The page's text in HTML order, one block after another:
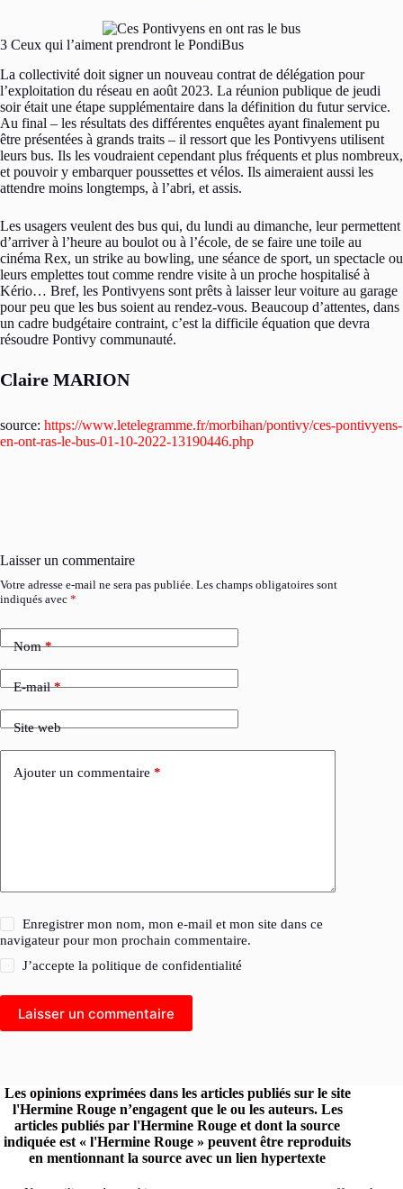
3 Ceux qui l’aiment prendront le PondiBus
La collectivité doit signer un nouveau contrat de délégation pour
l’exploitation du réseau en août 2023. La réunion publique de jeudi
soir était une étape supplémentaire dans la définition du futur service.
Au final – les résultats des différentes enquêtes ayant finalement pu
être présentées à grands traits – il ressort que les Pontivyens utilisent
leurs bus. Ils les voudraient cependant plus fréquents et plus nombreux,
et pouvoir y embarquer poussettes et vélos. Ils aimeraient aussi les
attendre moins longtemps, à l’abri, et assis.
Les usagers veulent des bus qui, du lundi au dimanche, leur permettent
d’arriver à l’heure au boulot ou à l’école, de se faire une toile au
cinéma Rex, un strike au bowling, une séance de sport, un spectacle ou
leurs emplettes tout comme rendre visite à un proche hospitalisé à
Kério… Bref, les Pontivyens sont prêts à laisser leur voiture au garage
pour peu que les bus soient au rendez-vous. Beaucoup d’attentes, dans
un cadre budgétaire contraint, c’est la difficile équation que devra
résoudre Pontivy communauté.
Claire MARION
source: https://www.letelegramme.fr/morbihan/pontivy/ces-pontivyens-
en-ont-ras-le-bus-01-10-2022-13190446.php
Laisser un commentaire
Votre adresse e-mail ne sera pas publiée. Les champs obligatoires sont
indiqués avec *
Nom*
E-mail*
Site web
Ajouter un commentaire *
Enregistrer mon nom, mon e-mail et mon site dans ce
navigateur pour mon prochain commentaire.
J’accepte lapolitique de confidentialité
Laisser un commentaire
Les opinions exprimées dans les articles publiés sur le site
l'Hermine Rouge n’engagent que le ou les auteurs. Les
articles publiés par l'Hermine Rouge et dont la source
indiquée est « l'Hermine Rouge » peuvent être reproduits
en mentionnant la source avec un lien hypertexte